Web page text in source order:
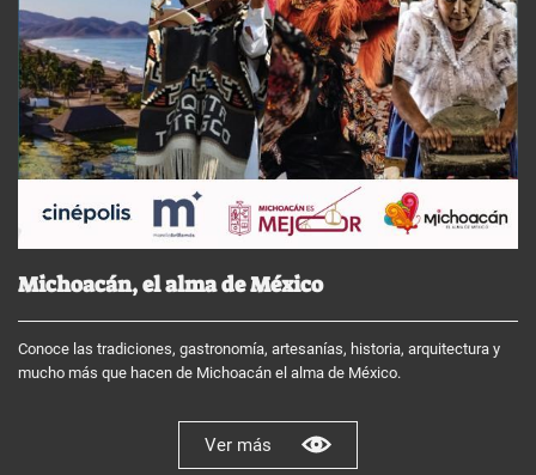
Michoacán, el alma de México
Conoce las tradiciones, gastronomía, artesanías, historia, arquitectura y
mucho más que hacen de Michoacán el alma de México.
Ver más